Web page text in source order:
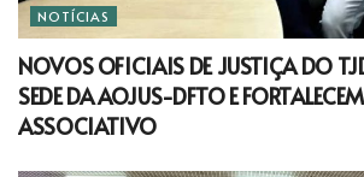
NOTÍCIAS
NOVOS OFICIAIS DE JUSTIÇA DO
SEDE DA AOJUS-DFTO E
ASSOCIATIVO